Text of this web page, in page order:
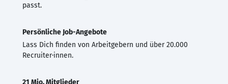
passt.
Persönliche Job-Angebote
Lass Dich finden von Arbeitgebern und über 20.000
Recruiter·innen.
21 Mio. Mitglieder